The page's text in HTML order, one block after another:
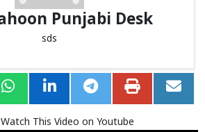
Punjabi Desk
sds
This Video on Youtube